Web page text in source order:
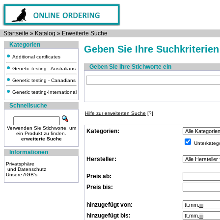
Startseite » Katalog » Erweiterte Suche
Kategorien
Additional certificates
Genetic testing - Australians
Genetic testing - Canadians
Genetic testing-International
Schnellsuche
Verwenden Sie Stichworte, um
ein Produkt zu finden.
erweiterte Suche
Informationen
Privatsphäre
und Datenschutz
Unsere AGB's
Geben Sie Ihre
Geben Sie Ihre Stichworte ein
Hilfe zur erweiterten Suche [?]
Kategorien:
Hersteller:
Preis ab:
Preis bis:
hinzugefügt von:
hinzugefügt bis: